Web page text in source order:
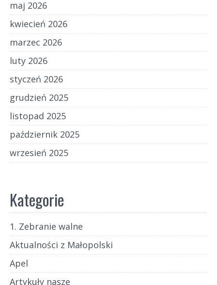
maj 2026
kwiecień 2026
marzec 2026
luty 2026
styczeń 2026
grudzień 2025
listopad 2025
październik 2025
wrzesień 2025
Kategorie
1. Zebranie walne
Aktualności z Małopolski
Apel
Artykuły nasze